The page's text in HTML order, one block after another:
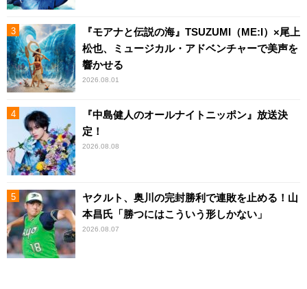
『モアナと伝説の海』TSUZUMI（ME:I）×尾上
松也、ミュージカル・アドベンチャーで美声を
響かせる
2026.08.01
『中島健人のオールナイトニッポン』放送決
定！
2026.08.08
ヤクルト、奥川の完封勝利で連敗を止める！山
本昌氏「勝つにはこういう形しかない」
2026.08.07